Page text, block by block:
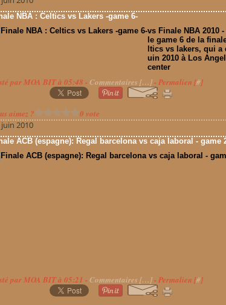
NBA : Celtics vs Lakers -game 6-
vs Finale NBA 2010
le game 6 de la
ltics vs lakers, qui a
uin 2010 à Los
center
par MOA BIT à 05:48 - Commentaires […]- Permalien [#]
aimez ?
0 vote
2010
ACB (espagne): Regal barcelona vs caja laboral - game
par MOA BIT à 05:21 - Commentaires […]- Permalien [#]